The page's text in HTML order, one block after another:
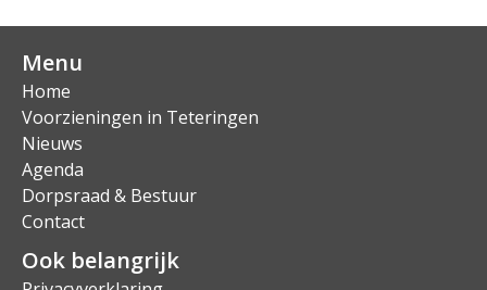
Menu
Home
Voorzieningen in Teteringen
Nieuws
Agenda
Dorpsraad & Bestuur
Contact
Ook belangrijk